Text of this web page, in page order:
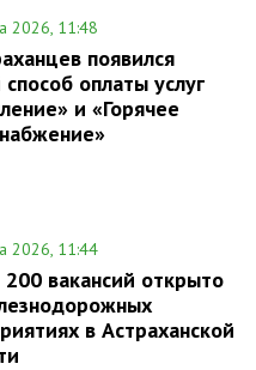
2026, 11:48
появился
оплаты услуг
и «Горячее
2026, 11:44
вакансий открыто
в Астраханской